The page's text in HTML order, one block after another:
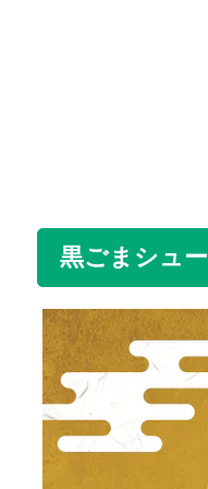
黒ごまシュー